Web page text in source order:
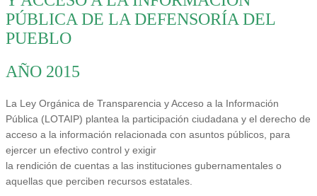
PÚBLICA DE LA DEFENSORÍA DEL
PUEBLO
AÑO 2015
La Ley Orgánica de Transparencia y Acceso a la Información
Pública (LOTAIP) plantea la participación ciudadana y el derecho de
acceso a la información relacionada con asuntos públicos, para
ejercer un efectivo control y exigir
la rendición de cuentas a las instituciones gubernamentales o
aquellas que perciben recursos estatales.